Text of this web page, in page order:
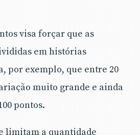
visa forçar que as
em histórias
por exemplo, que entre 20
muito grande e ainda
pontos.
limitam a quantidade